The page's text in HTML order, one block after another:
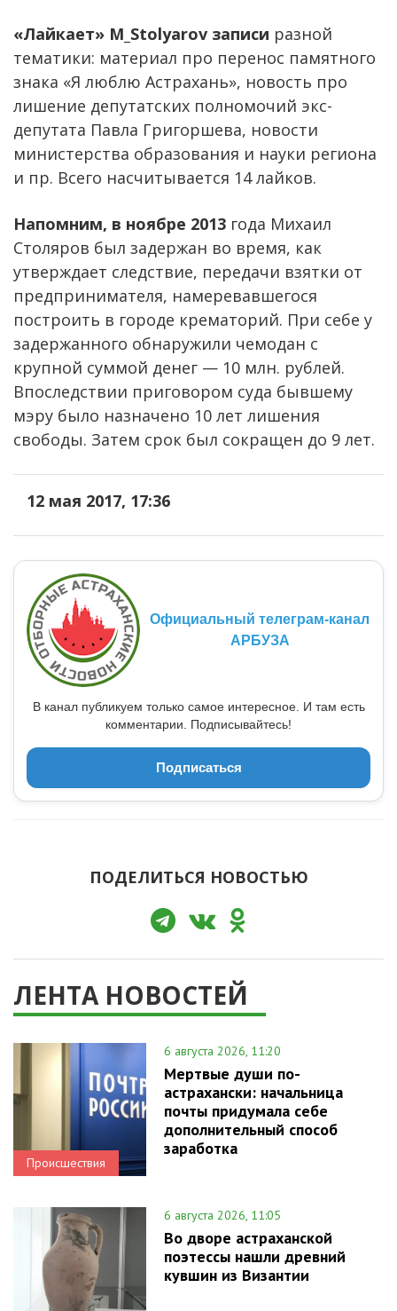
«Лайкает» M_Stolyarov записи разной
тематики: материал про перенос памятного
знака «Я люблю Астрахань», новость про
лишение депутатских полномочий экс-
депутата Павла Григоршева, новости
министерства образования и науки региона
и пр. Всего насчитывается 14 лайков.
Напомним, в ноябре 2013 года Михаил
Столяров был задержан во время, как
утверждает следствие, передачи взятки от
предпринимателя, намеревавшегося
построить в городе крематорий. При себе у
задержанного обнаружили чемодан с
крупной суммой денег — 10 млн. рублей.
Впоследствии приговором суда бывшему
мэру было назначено 10 лет лишения
свободы. Затем срок был сокращен до 9 лет.
12 мая 2017, 17:36
Официальный телеграм-канал
АРБУЗА
В канал публикуем только самое интересное. И там есть
комментарии. Подписывайтесь!
Подписаться
ПОДЕЛИТЬСЯ НОВОСТЬЮ
ЛЕНТА НОВОСТЕЙ
Происшествия
6 августа 2026, 11:20
Мертвые души по-
астрахански: начальница
почты придумала себе
дополнительный способ
заработка
6 августа 2026, 11:05
Во дворе астраханской
поэтессы нашли древний
кувшин из Византии